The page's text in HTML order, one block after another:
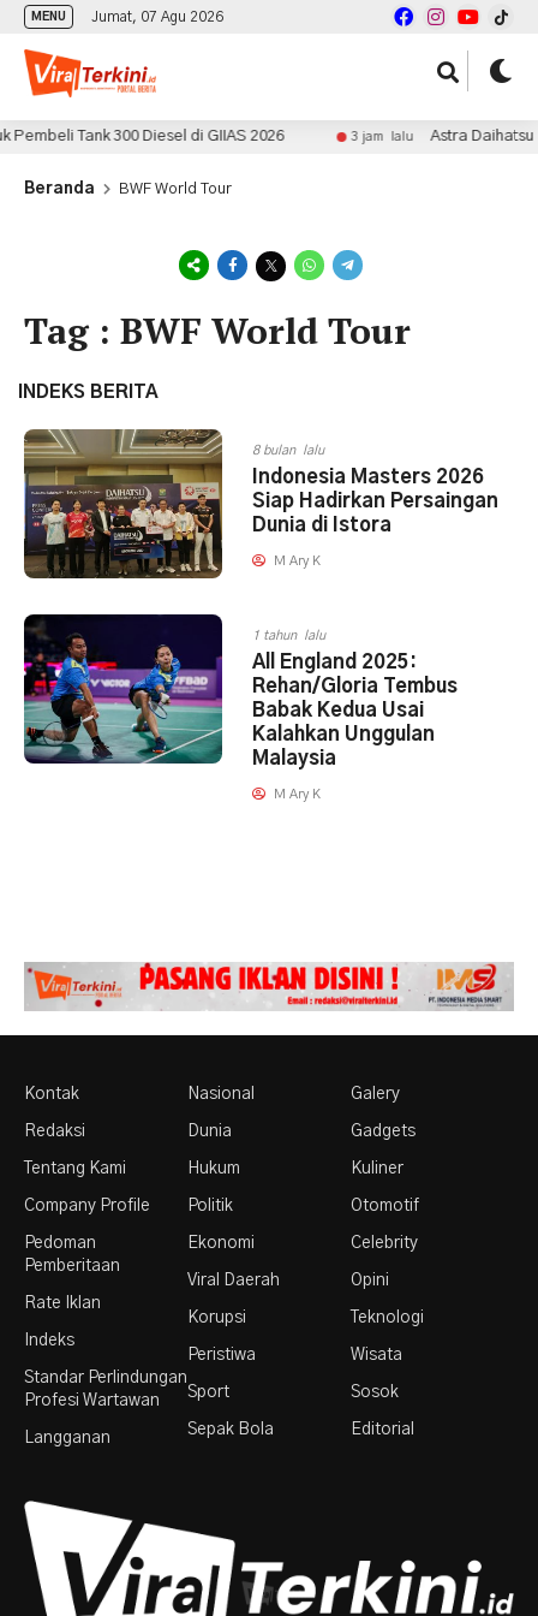
MENU Jumat, 07 Agu 2026
Tank 300 Diesel di GIIAS 2026 3 jam lalu Astra Daihatsu
Beranda BWF World Tour
Tag : BWF World Tour
INDEKS BERITA
8 bulan lalu
Indonesia Masters 2026
Siap Hadirkan Persaingan
Dunia di Istora
M Ary K
1 tahun lalu
All England 2025:
Rehan/Gloria Tembus
Babak Kedua Usai
Kalahkan Unggulan
Malaysia
M Ary K
Kontak
Redaksi
Tentang Kami
Company Profile
Pedoman
Pemberitaan
Rate Iklan
Indeks
Standar Perlindungan
Profesi Wartawan
Langganan
Nasional
Dunia
Hukum
Politik
Ekonomi
Viral Daerah
Korupsi
Peristiwa
Sport
Sepak Bola
Galery
Gadgets
Kuliner
Otomotif
Celebrity
Opini
Teknologi
Wisata
Sosok
Editorial